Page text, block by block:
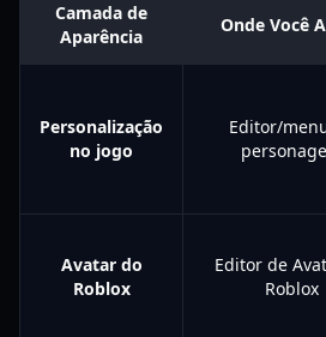
Camada de
Aparência
Onde Você
Personalização
no jogo
Editor/
Avatar do
Roblox
Editor de
Roblox